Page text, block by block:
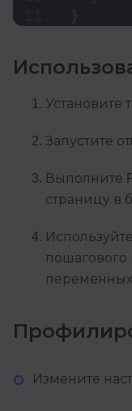
Установите
Запустите
Выполните
страницу в
переменных
Измените